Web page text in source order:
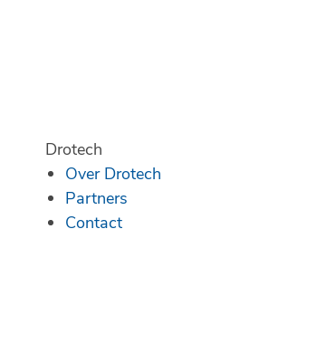
Drotech
Over Drotech
Partners
Contact